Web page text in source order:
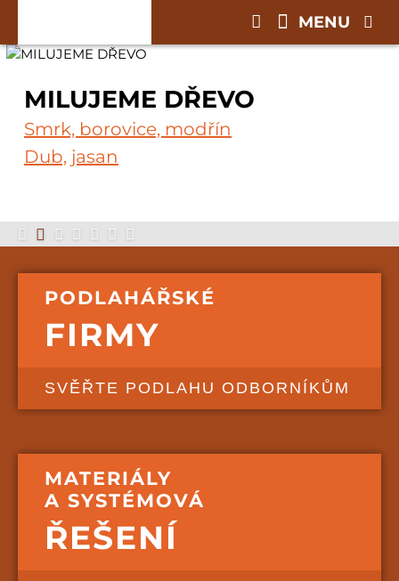
MILUJEME DŘEVO
Smrk, borovice, modřín
Dub, jasan
PODLAHÁŘSKÉ
FIRMY
SVĚŘTE PODLAHU ODBORNÍKŮM
MATERIÁLY
A SYSTÉMOVÁ
ŘEŠENÍ
MENU